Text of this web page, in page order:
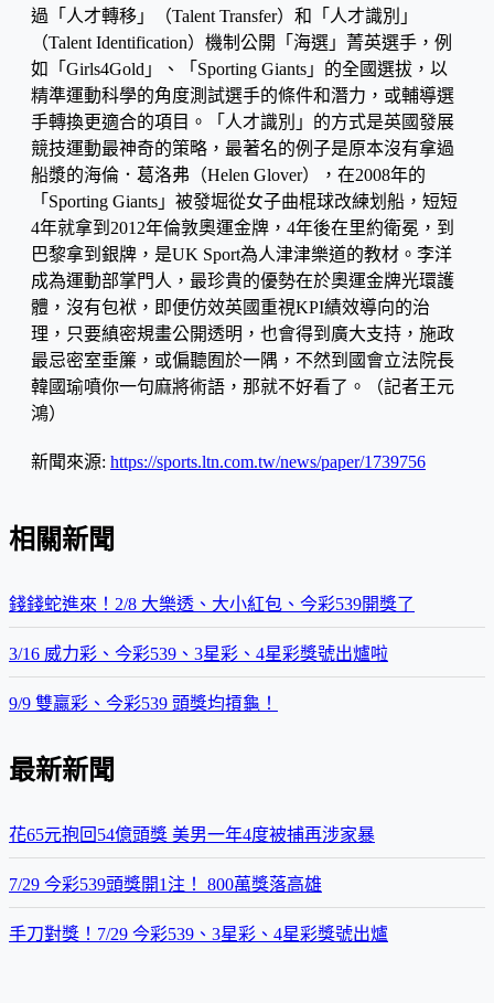
過「人才轉移」（Talent Transfer）和「人才識別」
（Talent Identification）機制公開「海選」菁英選手，例
如「Girls4Gold」、「Sporting Giants」的全國選拔，以
精準運動科學的角度測試選手的條件和潛力，或輔導選
手轉換更適合的項目。「人才識別」的方式是英國發展
競技運動最神奇的策略，最著名的例子是原本沒有拿過
船漿的海倫．葛洛弗（Helen Glover），在2008年的
「Sporting Giants」被發堀從女子曲棍球改練划船，短短
4年就拿到2012年倫敦奧運金牌，4年後在里約衛冕，到
巴黎拿到銀牌，是UK Sport為人津津樂道的教材。李洋
成為運動部掌門人，最珍貴的優勢在於奧運金牌光環護
體，沒有包袱，即便仿效英國重視KPI績效導向的治
理，只要縝密規畫公開透明，也會得到廣大支持，施政
最忌密室垂簾，或偏聽囿於一隅，不然到國會立法院長
韓國瑜噴你一句麻將術語，那就不好看了。（記者王元
鴻）
新聞來源: https://sports.ltn.com.tw/news/paper/1739756
相關新聞
錢錢蛇進來！2/8 大樂透、大小紅包、今彩539開獎了
3/16 威力彩、今彩539、3星彩、4星彩獎號出爐啦
9/9 雙贏彩、今彩539 頭獎均摃龜！
最新新聞
花65元抱回54億頭獎 美男一年4度被捕再涉家暴
7/29 今彩539頭獎開1注！ 800萬獎落高雄
手刀對獎！7/29 今彩539、3星彩、4星彩獎號出爐